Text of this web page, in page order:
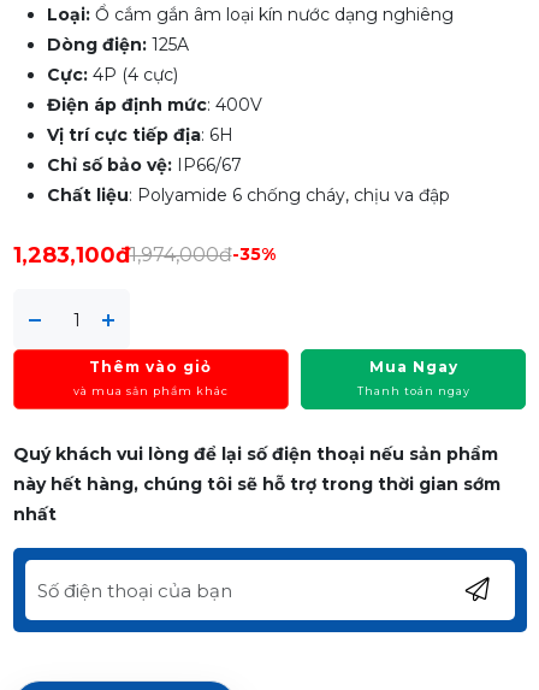
Loại:Ổ cắm gắn âm loại kín nước dạng nghiêng
Dòng điện:125A
Cực:4P (4 cực)
Điện áp định mức: 400V
Vị trí cực tiếp địa: 6H
Chỉ số bảo vệ:IP66/67
Chất liệu: Polyamide 6 chống cháy, chịu va đập
1,283,100đ1,974,000đ-35%
Thêm vào giỏ
và mua sản phẩm khác
Mua Ngay
Thanh toán ngay
Quý khách vui lòng để lại số điện thoại nếu sản phẩm
này hết hàng, chúng tôi sẽ hỗ trợ trong thời gian sớm
nhất